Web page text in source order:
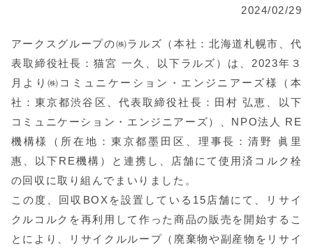
2024/02/29
アークスグループの㈱ラルズ（本社：北海道札幌市、代
表取締役社長：猫宮 一久、以下ラルズ）は、2023年３
月より㈱コミュニケーション・エンジニアーズ様（本
社：東京都渋谷区、代表取締役社長：田村 弘恵、以下
コミュニケーション・エンジニアーズ）、NPO法人 RE
機構様（所在地：東京都墨田区、理事長：清野 眞里
惠、以下RE機構）と連携し、店舗にて使用済コルク栓
の回収に取り組んでまいりました。
この度、回収BOXを設置している15店舗にて、リサイ
クルコルクを再利用して作った商品の販売を開始するこ
とにより、リサイクルループ（廃棄物や副産物をリサイ